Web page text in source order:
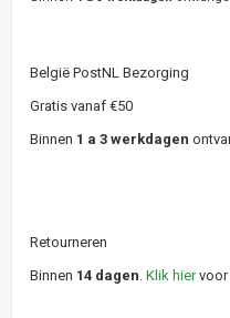
België PostNL
Gratis vanaf €50
Binnen 1 a 3 werkdagen
Retourneren
Binnen 14 dagen. Klik hiervoor